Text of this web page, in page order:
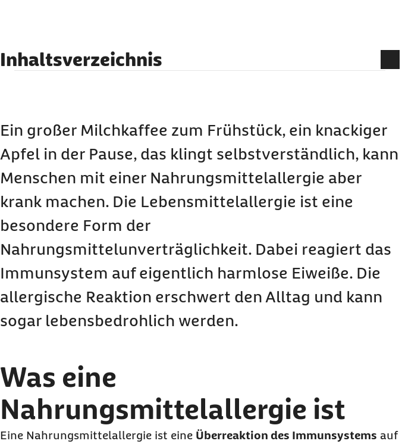
Inhaltsverzeichnis
Kreuzallergien: Wenn der Körper „verwechselt“
Behandlung: Was kann man gegen eine Nahrungsmittelallergie tun?
Notfallset: Sicherheit für den Ernstfall
Was im Notfall wichtig ist
Unterschied zwischen Kindern und Erwachsenen
Ein großer Milchkaffee zum Frühstück, ein knackiger
Apfel in der Pause, das klingt selbstverständlich, kann
Menschen mit einer Nahrungsmittelallergie aber
krank machen. Die Lebensmittelallergie ist eine
besondere Form der
Nahrungsmittelunverträglichkeit. Dabei reagiert das
Immunsystem auf eigentlich harmlose Eiweiße. Die
allergische Reaktion erschwert den Alltag und kann
sogar lebensbedrohlich werden.
Was eine
Nahrungsmittelallergie ist
Eine Nahrungsmittelallergie ist eine Überreaktion des Immunsystems auf